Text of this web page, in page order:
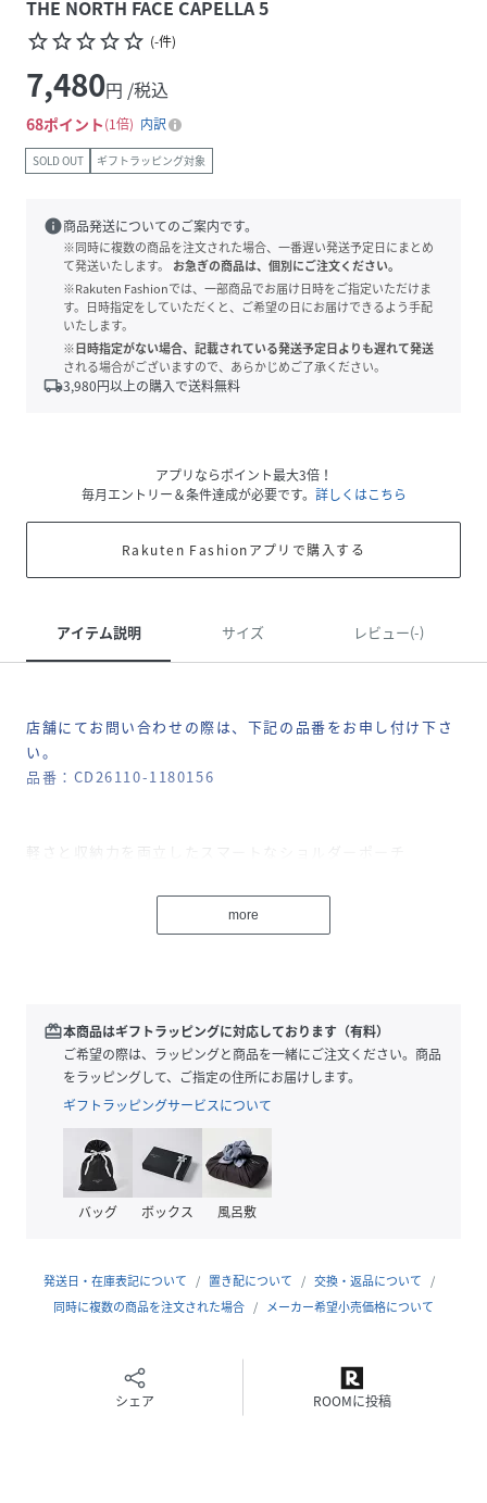
THE NORTH FACE CAPELLA 5
star_borderstar_borderstar_borderstar_borderstar_border (-件)
7,480円 /税込
68ポイント 1倍 内訳
SOLD OUT ギフトラッピング対象
info商品発送についてのご案内です。
※同時に複数の商品を注文された場合、一番遅い発送予定日にまとめ
て発送いたします。
お急ぎの商品は、個別にご注文ください。
※Rakuten Fashionでは、一部商品でお届け日時をご指定いただけま
す。日時指定をしていただくと、ご希望の日にお届けできるよう手配
いたします。
※日時指定がない場合、記載されている発送予定日よりも遅れて発送
される場合がございますので、あらかじめご了承ください。
local_shipping3,980円以上の購入で送料無料
アプリならポイント最大3倍！
毎月エントリー＆条件達成が必要です。 詳しくはこちら
Rakuten Fashionアプリで購入する
アイテム説明 サイズ レビュー(-)
店舗にてお問い合わせの際は、下記の品番をお申し付け下さ
い。
品番：CD26110-1180156
軽さと収納力を両立したスマートなショルダーポーチ
マットなブラックや落ち着いたフィールドトーン、アクセン
トになる明るめのブルーが揃ったアイテムです。
対応しデイリー使いに便利です。
撥水性のある生地と頑丈なファスナーで通年の外出シーンに
安心して使える仕様です。
ちょっとしたお出かけや旅行のサブバッグとしても活躍する
実用的な一品です。
【THE NORTH FACE / ザノースフェイス】
ザ・ノース・フェイスは、アウトドア用品や衣服、登山用具
山岳で登山が難しい北側のことを指すノース・フェイスが社
名の由来。
【2026 Spring/Summer】【26SS】
more
redeem本商品はギフトラッピングに対応しております（有料）
ご希望の際は、ラッピングと商品を一緒にご注文ください。商品
をラッピングして、ご指定の住所にお届けします。
ギフトラッピングサービスについて
バッグ ボックス 風呂敷
発送日・在庫表記について 置き配について
交換・返品について
同時に複数の商品を注文された場合
メーカー希望小売価格について
シェア ROOMに投稿